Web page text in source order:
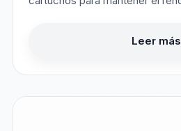
Leer más